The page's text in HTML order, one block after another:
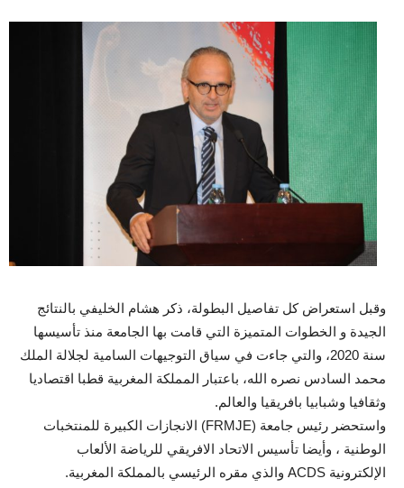
وقبل استعراض كل تفاصيل البطولة، ذكر هشام الخليفي بالنتائج
الجيدة و الخطوات المتميزة التي قامت بها الجامعة منذ تأسيسها
سنة 2020، والتي جاءت في سياق التوجيهات السامية لجلالة الملك
محمد السادس نصره الله، باعتبار المملكة المغربية قطبا اقتصاديا
وثقافيا وشبابيا بافريقيا والعالم.
واستحضر رئيس جامعة (FRMJE) الانجازات الكبيرة للمنتخبات
الوطنية ، وأيضا تأسيس الاتحاد الافريقي للرياضة الألعاب
الإلكترونية ACDS والذي مقره الرئيسي بالمملكة المغربية.